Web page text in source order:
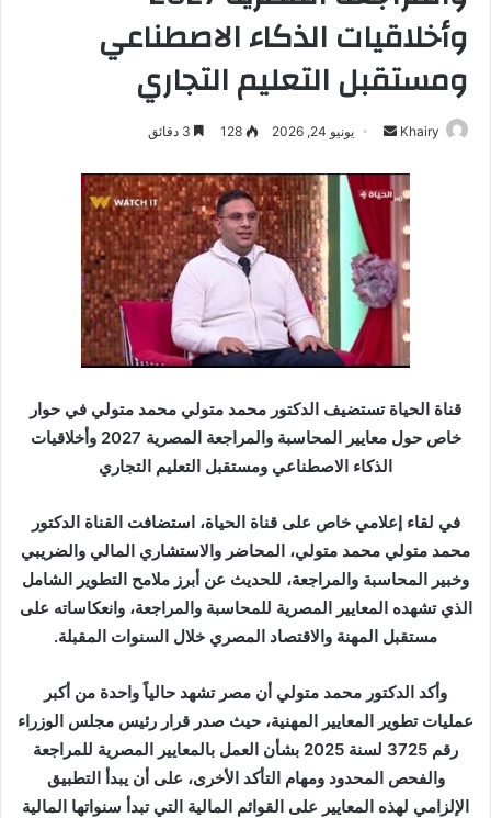
وأخلاقيات الذكاء الاصطناعي
ومستقبل التعليم التجاري
Khairy
ر
ي
د
إ
ك
ت
ر
ن
ي
ا
يونيو 24, 2026 128
قناة الحياة تستضيف الدكتور محمد متولي محمد متولي في حوار
خاص حول معايير المحاسبة والمراجعة المصرية 2027 وأخلاقيات
الذكاء الاصطناعي ومستقبل التعليم التجاري
في لقاء إعلامي خاص على قناة الحياة، استضافت القناة الدكتور
محمد متولي محمد متولي، المحاضر والاستشاري المالي والضريبي
وخبير المحاسبة والمراجعة، للحديث عن أبرز ملامح التطوير الشامل
الذي تشهده المعايير المصرية للمحاسبة والمراجعة، وانعكاساته على
مستقبل المهنة والاقتصاد المصري خلال السنوات المقبلة.
وأكد الدكتور محمد متولي أن مصر تشهد حالياً واحدة من أكبر
عمليات تطوير المعايير المهنية، حيث صدر قرار رئيس مجلس الوزراء
رقم 3725 لسنة 2025 بشأن العمل بالمعايير المصرية للمراجعة
والفحص المحدود ومهام التأكد الأخرى، على أن يبدأ التطبيق
الإلزامي لهذه المعايير على القوائم المالية التي تبدأ سنواتها المالية